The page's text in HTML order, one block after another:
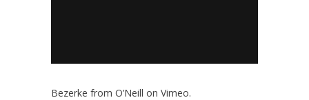
Bezerke from O’Neill on Vimeo.